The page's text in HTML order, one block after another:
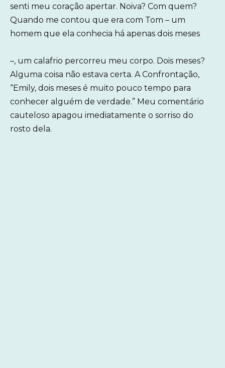
senti meu coração apertar. Noiva? Com quem?
Quando me contou que era com Tom – um
homem que ela conhecia há apenas dois meses
–, um calafrio percorreu meu corpo. Dois meses?
Alguma coisa não estava certa. A Confrontação,
“Emily, dois meses é muito pouco tempo para
conhecer alguém de verdade.” Meu comentário
cauteloso apagou imediatamente o sorriso do
rosto dela.